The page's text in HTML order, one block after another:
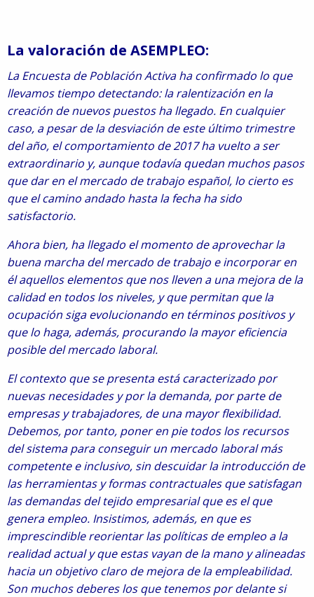
La valoración de ASEMPLEO:
La Encuesta de Población Activa ha confirmado lo que
llevamos tiempo detectando: la ralentización en la
creación de nuevos puestos ha llegado. En cualquier
caso, a pesar de la desviación de este último trimestre
del año, el comportamiento de 2017 ha vuelto a ser
extraordinario y, aunque todavía quedan muchos pasos
que dar en el mercado de trabajo español, lo cierto es
que el camino andado hasta la fecha ha sido
satisfactorio.
Ahora bien, ha llegado el momento de aprovechar la
buena marcha del mercado de trabajo e incorporar en
él aquellos elementos que nos lleven a una mejora de la
calidad en todos los niveles, y que permitan que la
ocupación siga evolucionando en términos positivos y
que lo haga, además, procurando la mayor eficiencia
posible del mercado laboral.
El contexto que se presenta está caracterizado por
nuevas necesidades y por la demanda, por parte de
empresas y trabajadores, de una mayor flexibilidad.
Debemos, por tanto, poner en pie todos los recursos
del sistema para conseguir un mercado laboral más
competente e inclusivo, sin descuidar la introducción de
las herramientas y formas contractuales que satisfagan
las demandas del tejido empresarial que es el que
genera empleo. Insistimos, además, en que es
imprescindible reorientar las políticas de empleo a la
realidad actual y que estas vayan de la mano y alineadas
hacia un objetivo claro de mejora de la empleabilidad.
Son muchos deberes los que tenemos por delante si